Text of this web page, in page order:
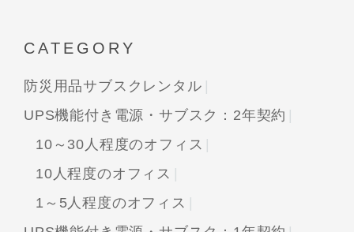
CATEGORY
防災用品サブスクレンタル
UPS機能付き電源・サブスク：2年契約
10～30人程度のオフィス
10人程度のオフィス
1～5人程度のオフィス